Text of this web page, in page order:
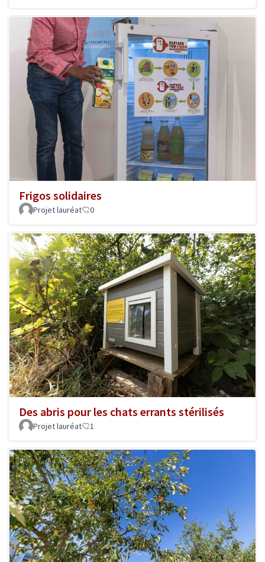
Frigos solidaires
Projet lauréat 0
Des abris pour les chats errants stérilisés
Projet lauréat 1